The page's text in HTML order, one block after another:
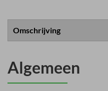
Omschrijving
Algemeen